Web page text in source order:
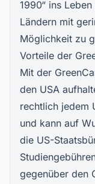
1990“ ins
Ländern mit
Möglichkeit zu
Vorteile der
Mit der
den USA
rechtlich jedem
und kann auf
die US-
gegenüber den